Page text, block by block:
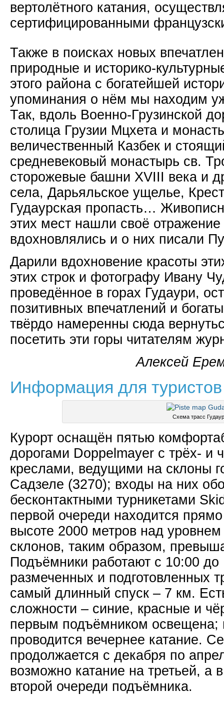
вертолётного катания,
сертифицированными
Также в поисках новых
природные и историко-
этого района с богатейшей
упоминания о нём мы находим
Так, вдоль Военно-Грузинской
столица Грузии Мцхета и
величественный Казбек и
средневековый монастырь св.
сторожевые башни XVIII века и
села, Дарьяльское ущелье,
Гудаурская пропасть…
этих мест нашли своё отражение
вдохновлялись и о них писали
Дарили вдохновение красоты
этих строк и фотографу Ивану
проведённое в горах Гудаури,
позитивных впечатлений и
твёрдо намеренны сюда
посетить эти горы читателям
Алексей
Информация для туристов
Схема трасс
Курорт оснащён пятью
дорогами Doppelmayer с трёх- и
креслами, ведущими на склоны
Садзеле (3270); входы на них
бесконтактными турникетами
первой очереди находится
высоте 2000 метров над
склонов, таким образом,
Подъёмники работают с 10:00
размеченных и подготовленных
самый длинный спуск – 7 км.
сложности – синие, красные и
первым подъёмником
проводится вечернее катание.
продолжается с декабря по
возможно катание на третьей, а
второй очереди подъёмника.